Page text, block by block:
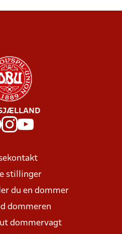
stillinger
du en dommer
dommeren
dommervagt